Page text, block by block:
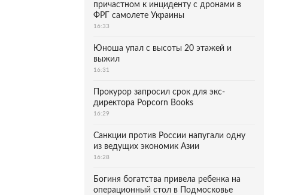
причастном к инциденту с дронами в
ФРГ самолете Украины
16:33
Юноша упал с высоты 20 этажей и
выжил
16:31
Прокурор запросил срок для экс-
директора Popcorn Books
16:29
Санкции против России напугали одну
из ведущих экономик Азии
16:28
Богиня богатства привела ребенка на
операционный стол в Подмосковье